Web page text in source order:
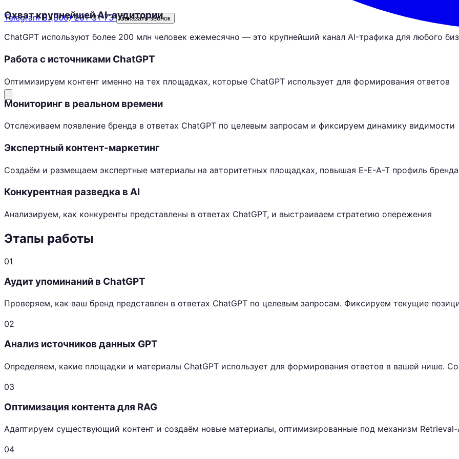
Telegram8 (800) 201-31-73 Заказать звонок
Охват крупнейшей AI-аудитории
ChatGPT используют более 200 млн человек ежемесячно — это крупнейший канал AI-трафика для любого
Работа с источниками ChatGPT
Оптимизируем контент именно на тех площадках, которые ChatGPT использует для формирования ответов
Мониторинг в реальном времени
Отслеживаем появление бренда в ответах ChatGPT по целевым запросам и фиксируем динамику видимости
Экспертный контент-маркетинг
Создаём и размещаем экспертные материалы на авторитетных площадках, повышая E-E-A-T профиль бренда
Конкурентная разведка в AI
Анализируем, как конкуренты представлены в ответах ChatGPT, и выстраиваем стратегию опережения
Этапы работы
01
Аудит упоминаний в ChatGPT
Проверяем, как ваш бренд представлен в ответах ChatGPT по целевым запросам. Фиксируем текущие
02
Анализ источников данных GPT
Определяем, какие площадки и материалы ChatGPT использует для формирования ответов в вашей нише.
03
Оптимизация контента для RAG
Адаптируем существующий контент и создаём новые материалы, оптимизированные под механизм Retrieval-
04